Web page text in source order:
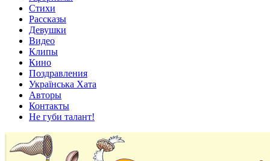
Стихи
Рассказы
Девушки
Видео
Клипы
Кино
Поздравления
Українська Хата
Авторы
Контакты
Не губи талант!